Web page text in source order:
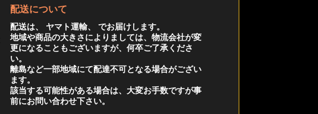
配送について
配送は、 ヤマト運輸、 でお届けします。
地域や商品の大きさによりましては、物流会社が変
更になることもございますが、何卒ご了承くださ
い。
離島など一部地域にて配達不可となる場合がござい
ます。
該当する可能性がある場合は、大変お手数ですが事
前にお問い合わせ下さい。